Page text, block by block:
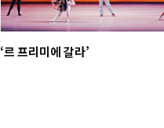
‘르 프리미에 갈라’